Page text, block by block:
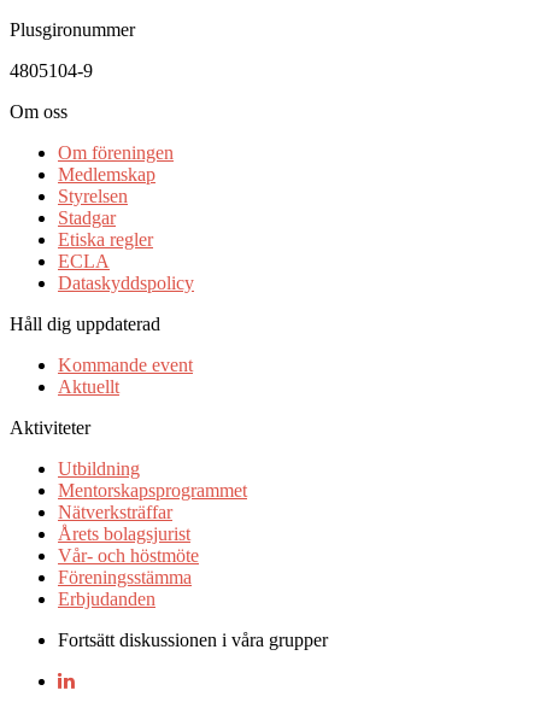
Plusgironummer
4805104-9
Om oss
Om föreningen
Medlemskap
Styrelsen
Stadgar
Etiska regler
ECLA
Dataskyddspolicy
Håll dig uppdaterad
Kommande event
Aktuellt
Aktiviteter
Utbildning
Mentorskapsprogrammet
Nätverksträffar
Årets bolagsjurist
Vår- och höstmöte
Föreningsstämma
Erbjudanden
Fortsätt diskussionen i våra grupper